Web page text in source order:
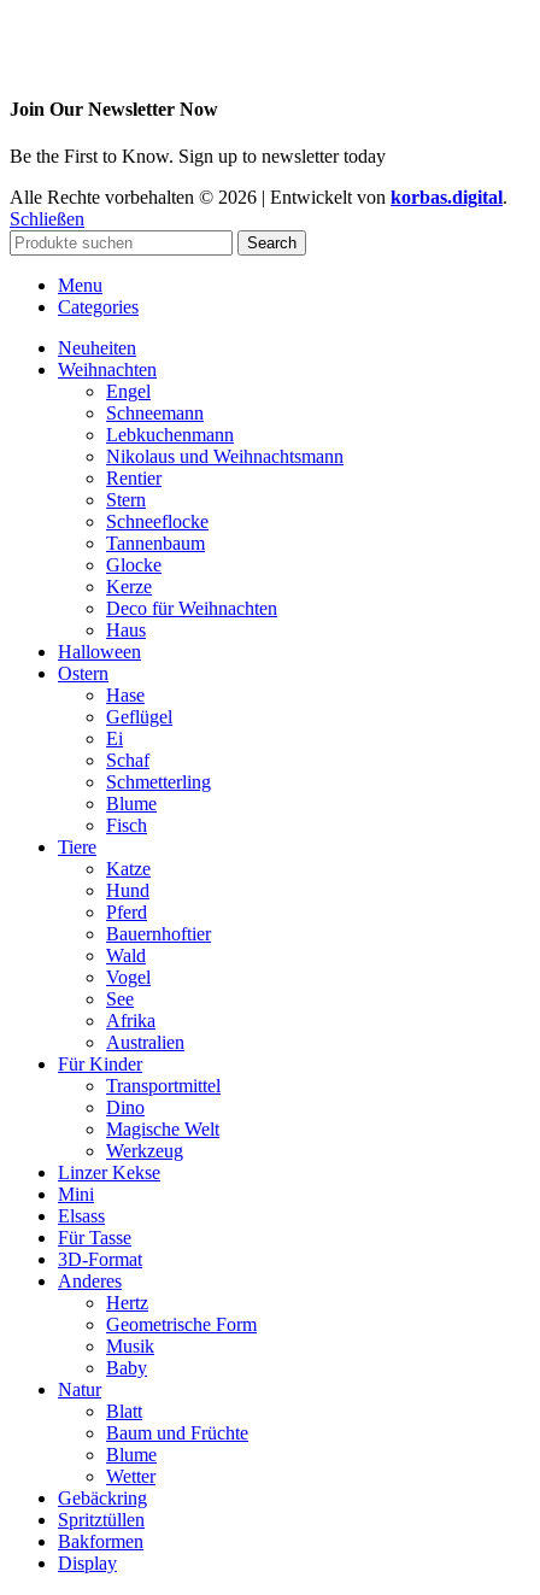
Join Our Newsletter Now
Be the First to Know. Sign up to newsletter today
Alle Rechte vorbehalten © 2026 | Entwickelt von korbas.digital.
Schließen
Search
Menu
Categories
Neuheiten
Weihnachten
Engel
Schneemann
Lebkuchenmann
Nikolaus und Weihnachtsmann
Rentier
Stern
Schneeflocke
Tannenbaum
Glocke
Kerze
Deco für Weihnachten
Haus
Halloween
Ostern
Hase
Geflügel
Ei
Schaf
Schmetterling
Blume
Fisch
Tiere
Katze
Hund
Pferd
Bauernhoftier
Wald
Vogel
See
Afrika
Australien
Für Kinder
Transportmittel
Dino
Magische Welt
Werkzeug
Linzer Kekse
Mini
Elsass
Für Tasse
3D-Format
Anderes
Hertz
Geometrische Form
Musik
Baby
Natur
Blatt
Baum und Früchte
Blume
Wetter
Gebäckring
Spritztüllen
Bakformen
Display